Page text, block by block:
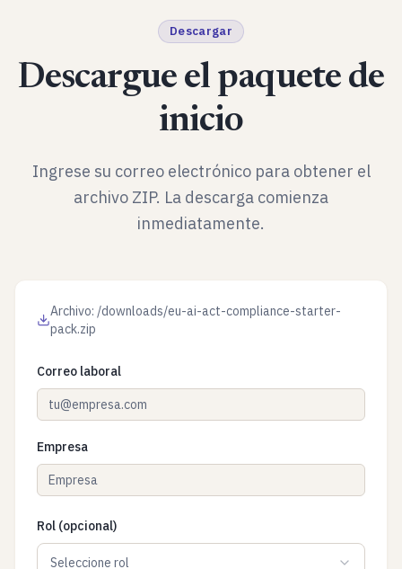
Descargar
Descargue el paquete de
inicio
Ingrese su correo electrónico para obtener el
archivo ZIP. La descarga comienza
inmediatamente.
Archivo: /downloads/eu-ai-act-compliance-starter-
pack.zip
Correo laboral
Empresa
Rol (opcional)
Seleccione rol